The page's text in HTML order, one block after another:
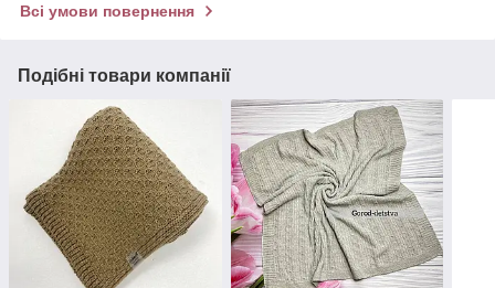
Всі умови повернення
Подібні товари компанії